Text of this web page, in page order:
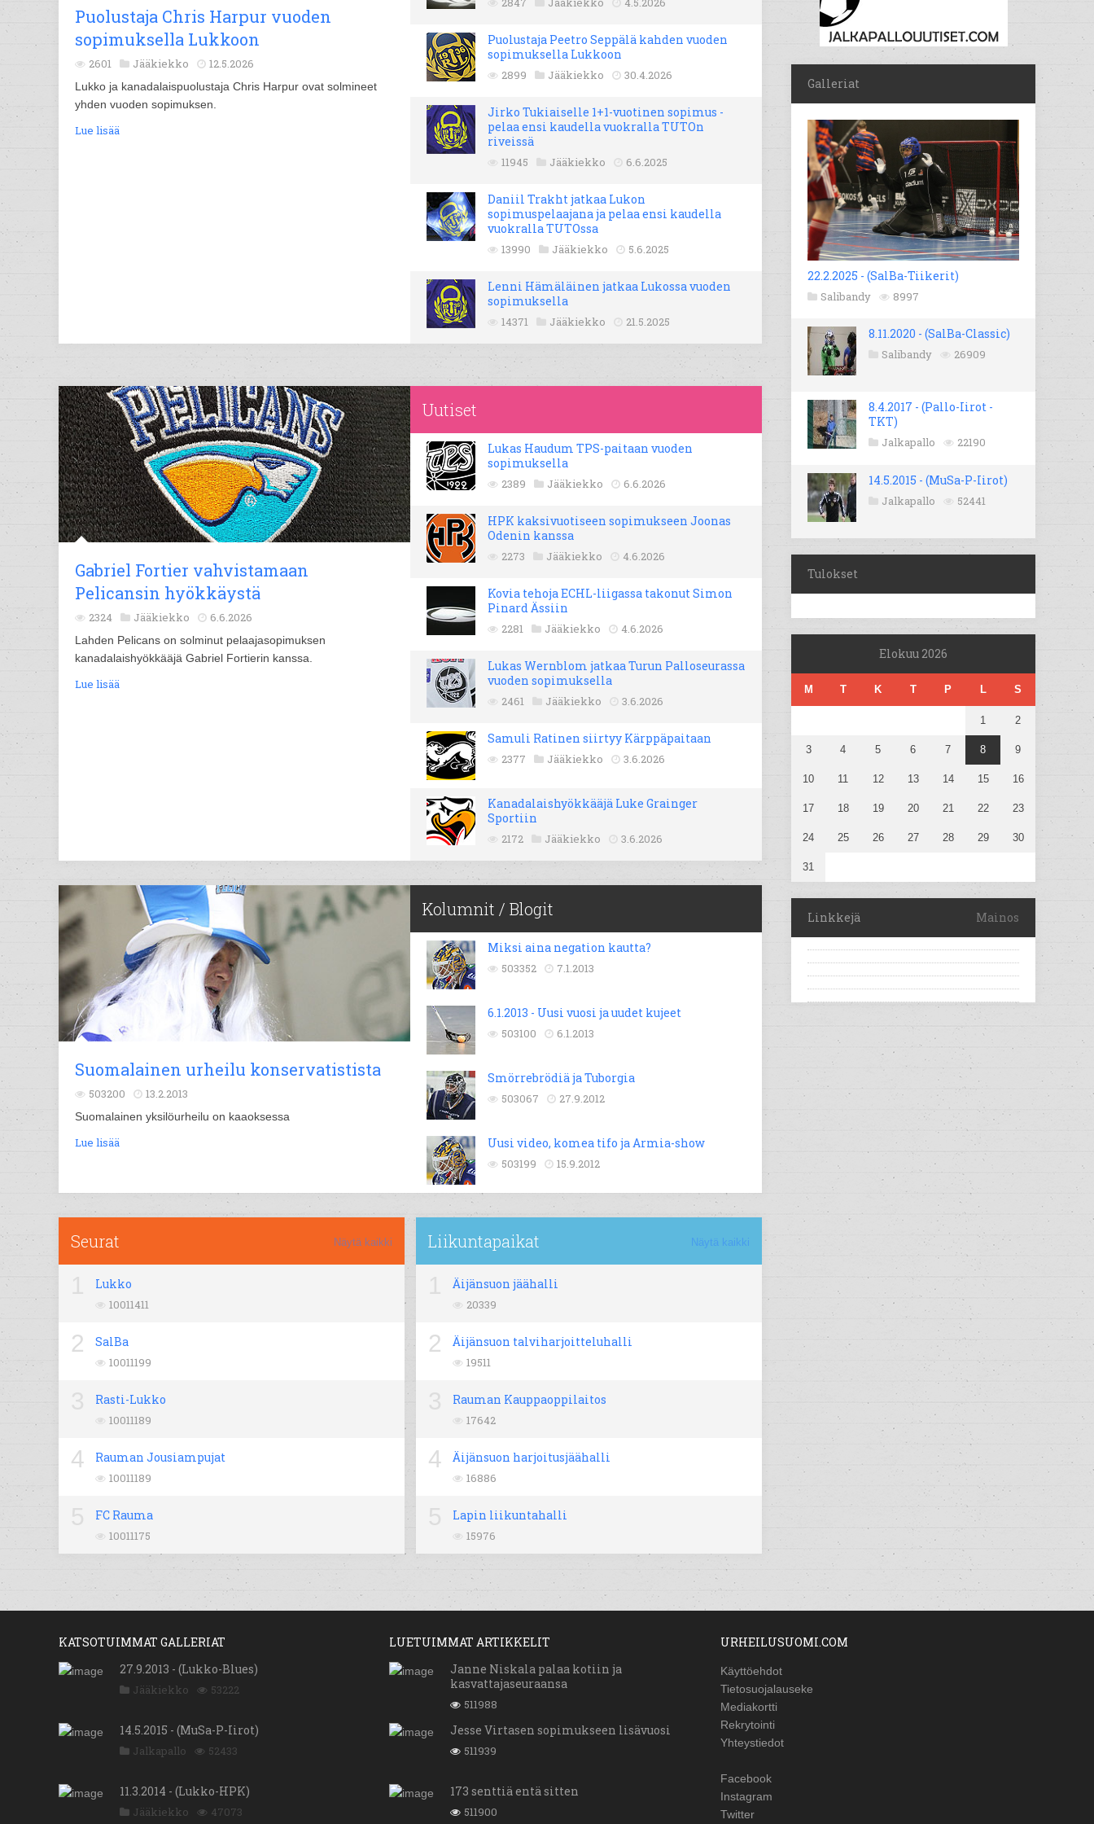
Puolustaja Chris Harpur vuoden
sopimuksella Lukkoon
2601 Jääkiekko 12.5.2026
Lukko ja kanadalaispuolustaja Chris Harpur ovat solmineet
yhden vuoden sopimuksen.
Lue lisää
Puolustaja Peetro Seppälä kahden vuoden
sopimuksella Lukkoon
2899 Jääkiekko 30.4.2026
Jirko Tukiaiselle 1+1-vuotinen sopimus -
pelaa ensi kaudella vuokralla TUTOn
riveissä
11945 Jääkiekko 6.6.2025
Daniil Trakht jatkaa Lukon
sopimuspelaajana ja pelaa ensi kaudella
vuokralla TUTOssa
13990 Jääkiekko 5.6.2025
Lenni Hämäläinen jatkaa Lukossa vuoden
sopimuksella
14371 Jääkiekko 21.5.2025
Gabriel Fortier vahvistamaan
Pelicansin hyökkäystä
2324 Jääkiekko 6.6.2026
Lahden Pelicans on solminut pelaajasopimuksen
kanadalaishyökkääjä Gabriel Fortierin kanssa.
Lue lisää
Uutiset
Lukas Haudum TPS-paitaan vuoden
sopimuksella
2389 Jääkiekko 6.6.2026
HPK kaksivuotiseen sopimukseen Joonas
Odenin kanssa
2273 Jääkiekko 4.6.2026
Kovia tehoja ECHL-liigassa takonut Simon
Pinard Ässiin
2281 Jääkiekko 4.6.2026
Lukas Wernblom jatkaa Turun Palloseurassa
vuoden sopimuksella
2461 Jääkiekko 3.6.2026
Samuli Ratinen siirtyy Kärppäpaitaan
2377 Jääkiekko 3.6.2026
Kanadalaishyökkääjä Luke Grainger
Sportiin
2172 Jääkiekko 3.6.2026
Suomalainen urheilu konservatistista
503200 13.2.2013
Suomalainen yksilöurheilu on kaaoksessa
Lue lisää
Kolumnit / Blogit
Miksi aina negation kautta?
503352 7.1.2013
6.1.2013 - Uusi vuosi ja uudet kujeet
503100 6.1.2013
Smörrebrödiä ja Tuborgia
503067 27.9.2012
Uusi video, komea tifo ja Armia-show
503199 15.9.2012
Seurat Näytä kaikki
Lukko
10011411
2 SalBa
10011199
Rasti-Lukko
10011189
4 Rauman Jousiampujat
10011189
FC Rauma
10011175
Liikuntapaikat Näytä kaikki
Äijänsuon jäähalli
20339
2 Äijänsuon talviharjoitteluhalli
19511
Rauman Kauppaoppilaitos
17642
4 Äijänsuon harjoitusjäähalli
16886
Lapin liikuntahalli
15976
Galleriat
22.2.2025 - (SalBa-Tiikerit)
Salibandy 8997
8.11.2020 - (SalBa-Classic)
Salibandy 26909
8.4.2017 - (Pallo-Iirot -
TKT)
Jalkapallo 22190
14.5.2015 - (MuSa-P-Iirot)
Jalkapallo 52441
Tulokset
Elokuu 2026
M T K T P L S
1 2
3 4 5 6 7 8 9
10 11 12 13 14 15 16
17 18 19 20 21 22 23
24 25 26 27 28 29 30
31
Linkkejä Mainos
KATSOTUIMMAT GALLERIAT
27.9.2013 - (Lukko-Blues)
Jääkiekko 53222
14.5.2015 - (MuSa-P-Iirot)
Jalkapallo 52433
11.3.2014 - (Lukko-HPK)
Jääkiekko 47073
LUETUIMMAT ARTIKKELIT
Janne Niskala palaa kotiin ja
kasvattajaseuraansa
511988
Jesse Virtasen sopimukseen lisävuosi
511939
173 senttiä entä sitten
511900
URHEILUSUOMI.COM
Käyttöehdot
Tietosuojalauseke
Mediakortti
Rekrytointi
Yhteystiedot
Facebook
Instagram
Twitter